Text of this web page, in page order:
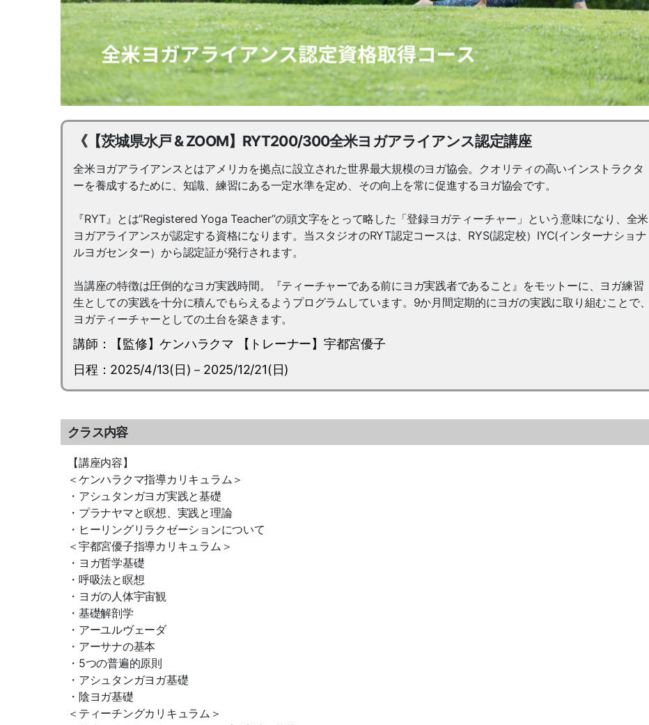
《【茨城県水戸 & ZOOM】RYT200/300全米ヨガアライアンス認定講座
全米ヨガアライアンスとはアメリカを拠点に設立された世界最大規模のヨガ協会。クオリティの高いインストラクタ
ーを養成するために、知識、練習にある一定水準を定め、その向上を常に促進するヨガ協会です。
『RYT』とは”Registered Yoga Teacher”の頭文字をとって略した「登録ヨガティーチャー」という意味になり、全米
ヨガアライアンスが認定する資格になります。当スタジオのRYT認定コースは、RYS(認定校）IYC(インターナショナ
ルヨガセンター）から認定証が発行されます。
当講座の特徴は圧倒的なヨガ実践時間。『ティーチャーである前にヨガ実践者であること』をモットーに、ヨガ練習
生としての実践を十分に積んでもらえるようプログラムしています。9か月間定期的にヨガの実践に取り組むことで、
ヨガティーチャーとしての土台を築きます。
講師：【監修】ケンハラクマ 【トレーナー】宇都宮優子
日程：2025/4/13(日)－2025/12/21(日)
クラス内容
【講座内容】
＜ケンハラクマ指導カリキュラム＞
・アシュタンガヨガ実践と基礎
・プラナヤマと瞑想、実践と理論
・ヒーリングリラクゼーションについて
＜宇都宮優子指導カリキュラム＞
・ヨガ哲学基礎
・呼吸法と瞑想
・ヨガの人体宇宙観
・基礎解剖学
・アーユルヴェーダ
・アーサナの基本
・5つの普遍的原則
・アシュタンガヨガ基礎
・陰ヨガ基礎
＜ティーチングカリキュラム＞